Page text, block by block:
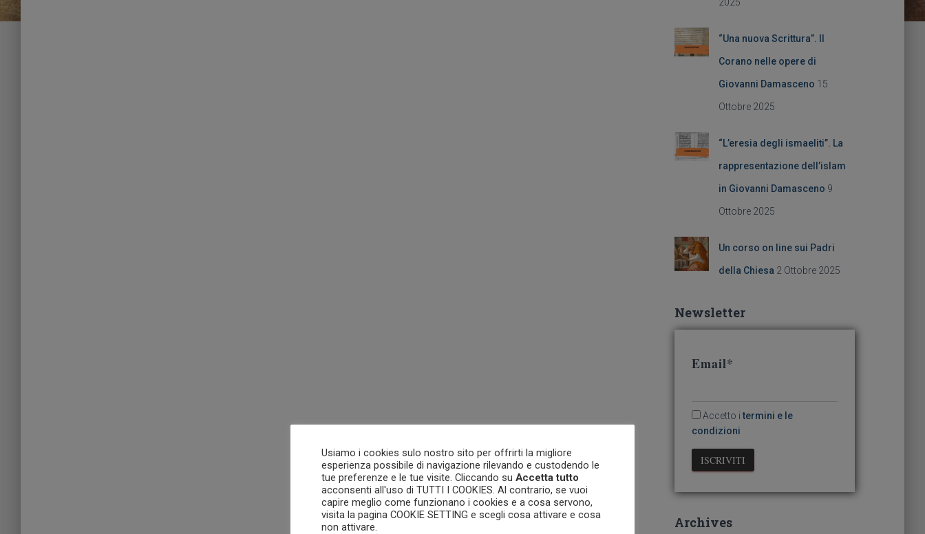
“Una nuova Scrittura”. Il
Corano nelle opere di
Giovanni Damasceno 15
Ottobre 2025
“L’eresia degli ismaeliti”. La
rappresentazione dell’islam
in Giovanni Damasceno 9
Ottobre 2025
Un corso on line sui Padri
della Chiesa 2 Ottobre 2025
Newsletter
Email*
Accetto i termini e le
condizioni
Archives
Usiamo i cookies sulo nostro sito per offrirti la migliore
esperienza possibile di navigazione rilevando e custodendo le
tue preferenze e le tue visite. Cliccando su Accetta tutto
acconsenti all'uso di TUTTI I COOKIES. Al contrario, se vuoi
capire meglio come funzionano i cookies e a cosa servono,
visita la pagina COOKIE SETTING e scegli cosa attivare e cosa
non attivare.